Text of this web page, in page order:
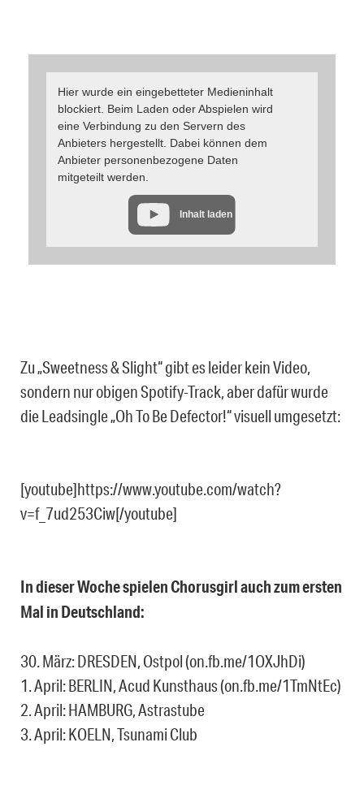
Hier wurde ein eingebetteter Medieninhalt
blockiert. Beim Laden oder Abspielen wird
eine Verbindung zu den Servern des
Anbieters hergestellt. Dabei können dem
Anbieter personenbezogene Daten
mitgeteilt werden.
Inhalt laden
Zu „Sweetness & Slight“ gibt es leider kein Video,
sondern nur obigen Spotify-Track, aber dafür wurde
die Leadsingle „Oh To Be Defector!“ visuell umgesetzt:
[youtube]https://www.youtube.com/watch?
v=f_7ud253Ciw[/youtube]
In dieser Woche spielen Chorusgirl auch zum ersten
Mal in Deutschland:
30. März: DRESDEN, Ostpol (on.fb.me/1OXJhDi)
1. April: BERLIN, Acud Kunsthaus (on.fb.me/1TmNtEc)
2. April: HAMBURG, Astrastube
3. April: KOELN, Tsunami Club